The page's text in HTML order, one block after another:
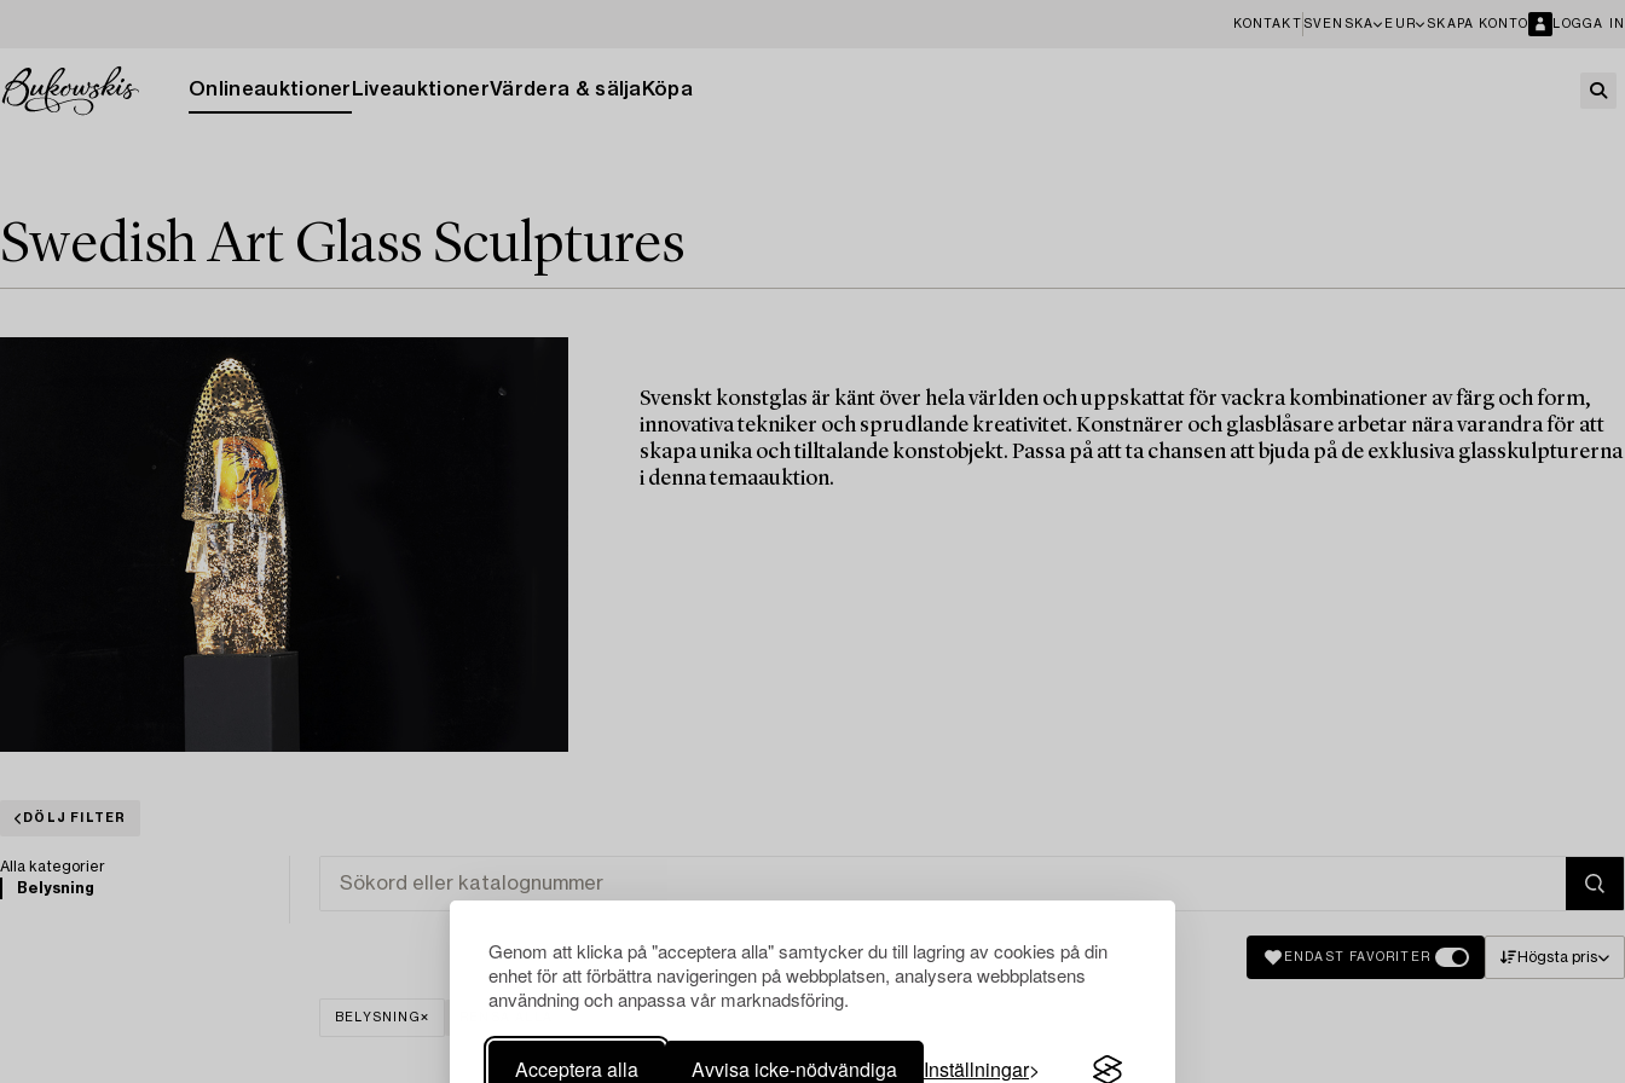
Genom att klicka på "acceptera alla" samtycker du till lagring av cookies på din
enhet för att förbättra navigeringen på webbplatsen, analysera webbplatsens
användning och anpassa vår marknadsföring.
Acceptera alla Avvisa icke-nödvändiga Inställningar
KONTAKT SVENSKA EUR SKAPA KONTO LOGGA IN
Onlineauktioner LiveauktionerVärdera & sälja Köpa
Swedish Art Glass Sculptures
Svenskt konstglas är känt över hela världen och uppskattat för vackra kombinationer av färg och form,
innovativa tekniker och sprudlande kreativitet. Konstnärer och glasblåsare arbetar nära varandra för att
skapa unika och tilltalande konstobjekt. Passa på att ta chansen att bjuda på de exklusiva glasskulpturerna
i denna temaauktion.
DÖLJ FILTER
Alla kategorier
Belysning
ENDAST FAVORITER Högsta pris
BELYSNING